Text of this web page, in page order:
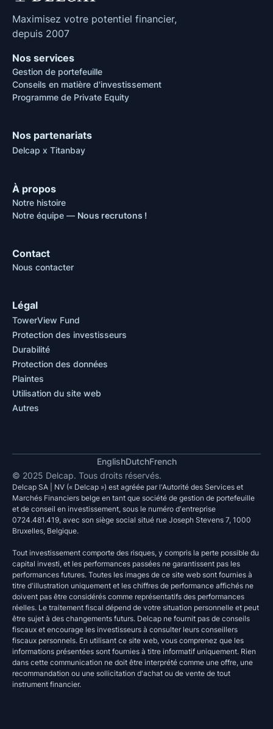
Maximisez votre potentiel financier,
depuis 2007
Nos services
Gestion de portefeuille
Conseils en matière d'investissement
Programme de Private Equity
Nos partenariats
Delcap x Titanbay
À propos
Notre histoire
Notre équipe — Nous recrutons !
Contact
Nous contacter
Légal
TowerView Fund
Protection des investisseurs
Durabilité
Protection des données
Plaintes
Utilisation du site web
Autres
EnglishDutchFrench
Delcap SA | NV (« Delcap ») est agréée par l'Autorité des Services et
Marchés Financiers belge en tant que société de gestion de portefeuille
et de conseil en investissement, sous le numéro d'entreprise
0724.481.419, avec son siège social situé rue Joseph Stevens 7, 1000
Bruxelles, Belgique.
Tout investissement comporte des risques, y compris la perte possible du
capital investi, et les performances passées ne garantissent pas les
performances futures. Toutes les images de ce site web sont fournies à
titre d'illustration uniquement et les chiffres de performance affichés ne
doivent pas être considérés comme représentatifs des performances
réelles. Le traitement fiscal dépend de votre situation personnelle et peut
être sujet à des changements futurs. Delcap ne fournit pas de conseils
fiscaux et encourage les investisseurs à consulter leurs conseillers
fiscaux personnels. En utilisant ce site web, vous comprenez que les
informations présentées sont fournies à titre informatif uniquement. Rien
dans cette communication ne doit être interprété comme une offre, une
recommandation ou une sollicitation d'achat ou de vente de tout
instrument financier.
© 2025 Delcap. Tous droits réservés.